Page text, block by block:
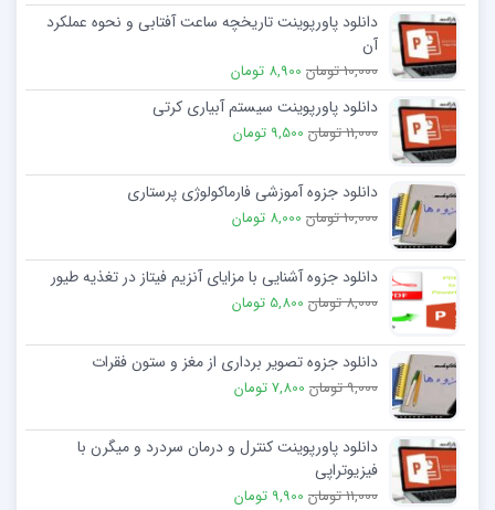
دانلود پاورپوینت تاریخچه ساعت آفتابی و نحوه عملکرد
آن
10,000 تومان 8,900 تومان
دانلود پاورپوینت سیستم آبیاری کرتی
11,000 تومان 9,500 تومان
دانلود جزوه آموزشی فارماکولوژی پرستاری
10,000 تومان 8,000 تومان
دانلود جزوه آشنایی با مزایای آنزیم فیتاز در تغذیه طیور
8,000 تومان 5,800 تومان
دانلود جزوه تصویر برداری از مغز و ستون فقرات
9,000 تومان 7,800 تومان
دانلود پاورپوینت کنترل و درمان سردرد و میگرن با
فیزیوتراپی
11,000 تومان 9,900 تومان